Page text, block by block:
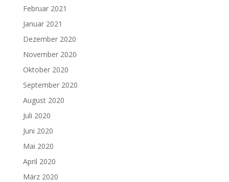
Februar 2021
Januar 2021
Dezember 2020
November 2020
Oktober 2020
September 2020
August 2020
Juli 2020
Juni 2020
Mai 2020
April 2020
März 2020